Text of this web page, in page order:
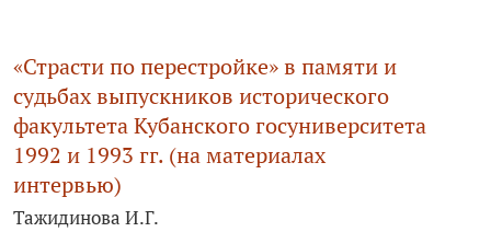
«Страсти по перестройке» в памяти и
судьбах выпускников исторического
факультета Кубанского госуниверситета
1992 и 1993 гг. (на материалах
интервью)
Тажидинова И.Г.